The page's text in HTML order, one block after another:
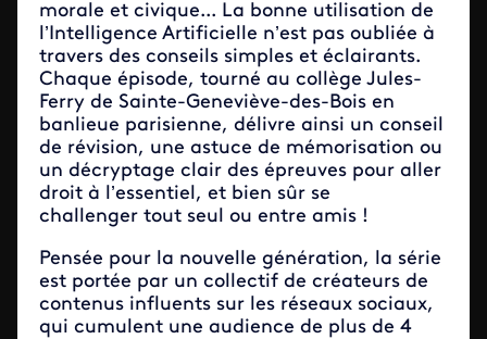
morale et civique... La bonne utilisation de
l’Intelligence Artificielle n’est pas oubliée à
travers des conseils simples et éclairants.
Chaque épisode, tourné au collège Jules-
Ferry de Sainte-Geneviève-des-Bois en
banlieue parisienne, délivre ainsi un conseil
de révision, une astuce de mémorisation ou
un décryptage clair des épreuves pour aller
droit à l’essentiel, et bien sûr se
challenger tout seul ou entre amis !
Pensée pour la nouvelle génération, la série
est portée par un collectif de créateurs de
contenus influents sur les réseaux sociaux,
qui cumulent une audience de plus de 4